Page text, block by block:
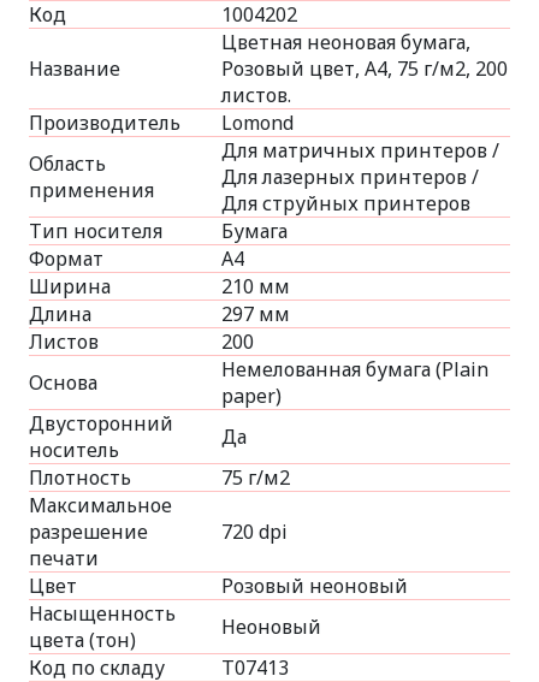
Код 1004202
Название
Цветная неоновая бумага,
Розовый цвет, A4, 75 г/м2, 200
листов.
Производитель
Lomond
Область
применения
Для матричных принтеров /
Для лазерных принтеров /
Для струйных принтеров
Тип носителя
Бумага
Формат
A4
Ширина
210 мм
Длина
297 мм
Листов
200
Основа
Немелованная бумага (Plain
paper)
Двусторонний
носитель
Да
Плотность
75 г/м2
Максимальное
разрешение
печати
720 dpi
Цвет
Розовый неоновый
Насыщенность
цвета (тон)
Неоновый
Код по складу
Т07413